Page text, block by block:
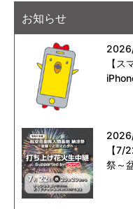
お知らせ
【
【7/
祭～